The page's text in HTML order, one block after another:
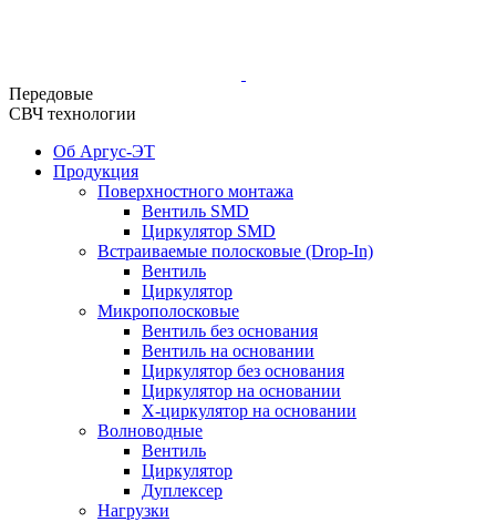
Передовые
СВЧ технологии
Об Аргус-ЭТ
Продукция
Поверхностного монтажа
Вентиль SMD
Циркулятор SMD
Встраиваемые полосковые (Drop-In)
Вентиль
Циркулятор
Микрополосковые
Вентиль без основания
Вентиль на основании
Циркулятор без основания
Циркулятор на основании
Х-циркулятор на основании
Волноводные
Вентиль
Циркулятор
Дуплексер
Нагрузки